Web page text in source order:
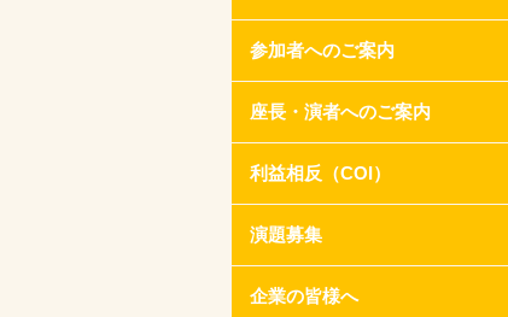
参加者へのご案内
座長・演者へのご案内
利益相反（COI）
演題募集
企業の皆様へ